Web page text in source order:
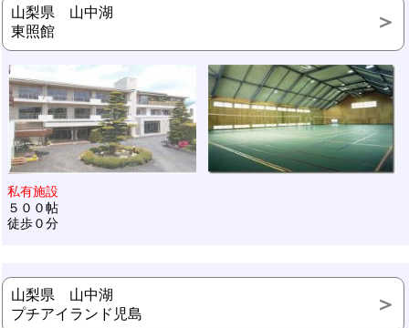
山梨県 山中湖
東照館
私有施設
５００帖
徒歩０分
山梨県 山中湖
プチアイランド児島